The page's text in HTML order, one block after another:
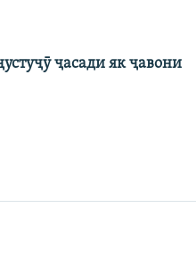
ҷасади як ҷавони